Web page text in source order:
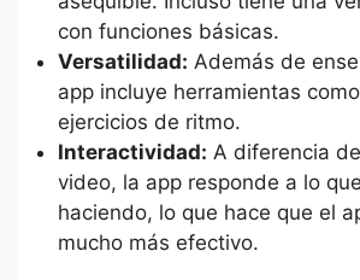
con funciones básicas.
Versatilidad: Además de
app incluye herramientas
ejercicios de ritmo.
Interactividad: A diferencia
video, la app responde a lo
haciendo, lo que hace que el
mucho más efectivo.